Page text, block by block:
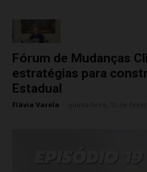
Fórum de Mudanças
estratégias para
Estadual
Flávia Varela